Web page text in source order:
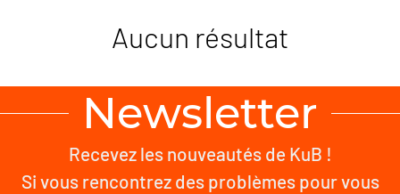
Aucun résultat
Newsletter
Recevez les nouveautés de KuB !
Si vous rencontrez des problèmes pour vous